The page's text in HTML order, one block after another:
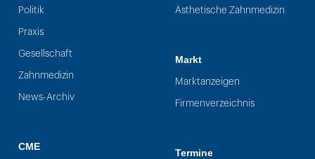
Politik
Praxis
Gesellschaft
Zahnmedizin
News-Archiv
CME
Ästhetische Zahnmedizin
Markt
Marktanzeigen
Firmenverzeichnis
Termine